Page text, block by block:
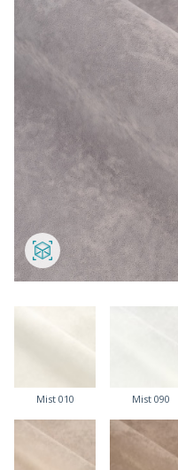
Mist 010 Mist 090